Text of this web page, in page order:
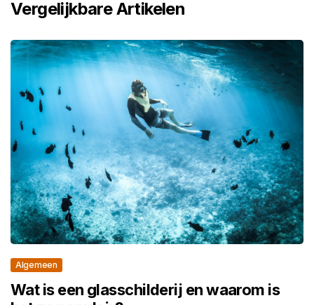
Vergelijkbare Artikelen
Algemeen
Wat is een glasschilderij en waarom is